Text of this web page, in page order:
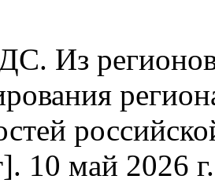
Из
10 май 2026